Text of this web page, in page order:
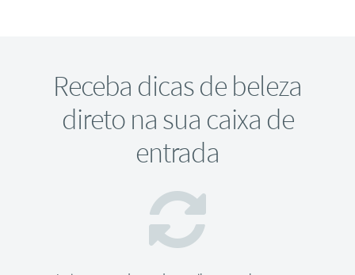
Receba dicas de beleza
direto na sua caixa de
entrada